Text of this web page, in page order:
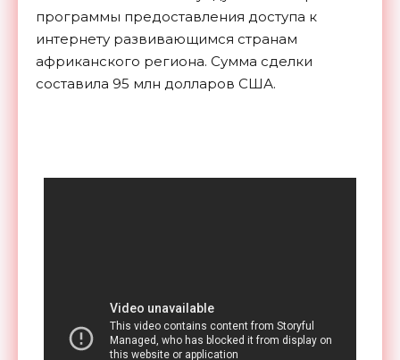
программы предоставления доступа к
интернету развивающимся странам
африканского региона. Сумма сделки
составила 95 млн долларов США.